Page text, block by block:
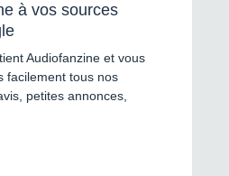
à vos sources
Audiofanzine et vous
facilement tous nos
petites annonces,